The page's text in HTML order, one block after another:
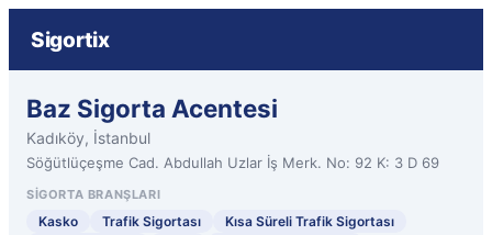
Sigortix
Baz Sigorta Acentesi
Kadıköy, İstanbul
Söğütlüçeşme Cad. Abdullah Uzlar İş Merk. No: 92 K: 3 D 69
SIGORTA BRANŞLARI
Kasko Trafik Sigortası
Kısa Süreli Trafik Sigortası